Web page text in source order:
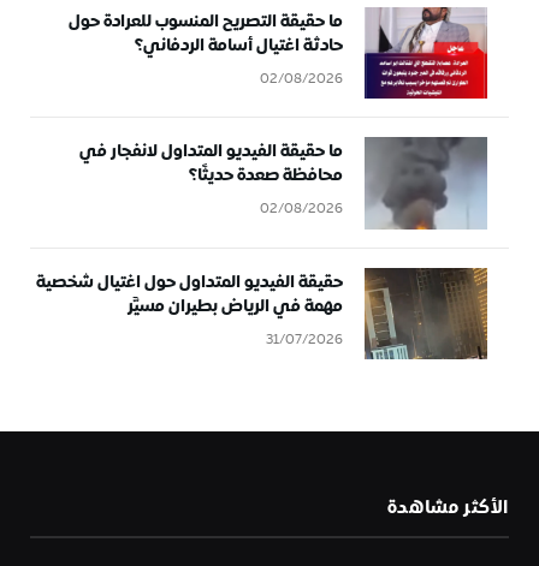
ما حقيقة التصريح المنسوب للعرادة حول
حادثة اغتيال أسامة الردفاني؟
02/08/2026
ما حقيقة الفيديو المتداول لانفجار في
محافظة صعدة حديثًا؟
02/08/2026
حقيقة الفيديو المتداول حول اغتيال شخصية
مهمة في الرياض بطيران مسيَّر
31/07/2026
الأكثر مشاهدة